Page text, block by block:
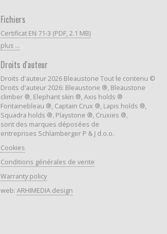
Fichiers
Certificat EN 71-3 (PDF, 2.1 MB)
plus ...
Droits d'auteur
Droits d'auteur 2026 Bleaustone Tout le contenu ©
Droits d'auteur 2026: Bleaustone ®, Bleaustone
climber ®, Elephant skin ®, Axis holds ®
Fontainebleau ®, Captain Crux ®, Lapis holds ®,
Squadra holds ®, Playstone ®, Cruxies ®,
sont des marques déposées de
entreprises Schlamberger P & J d.o.o.
Cookies
Conditions générales de vente
Warranty policy
web: ARHIMEDIA design